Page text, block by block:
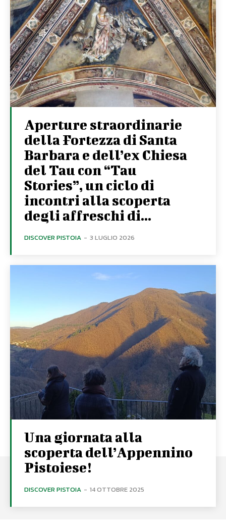
Aperture straordinarie
della Fortezza di Santa
Barbara e dell’ex Chiesa
del Tau con “Tau
Stories”, un ciclo di
incontri alla scoperta
degli affreschi di...
DISCOVER PISTOIA - 3 LUGLIO 2026
Una giornata alla
scoperta dell’Appennino
Pistoiese!
DISCOVER PISTOIA - 14 OTTOBRE 2025